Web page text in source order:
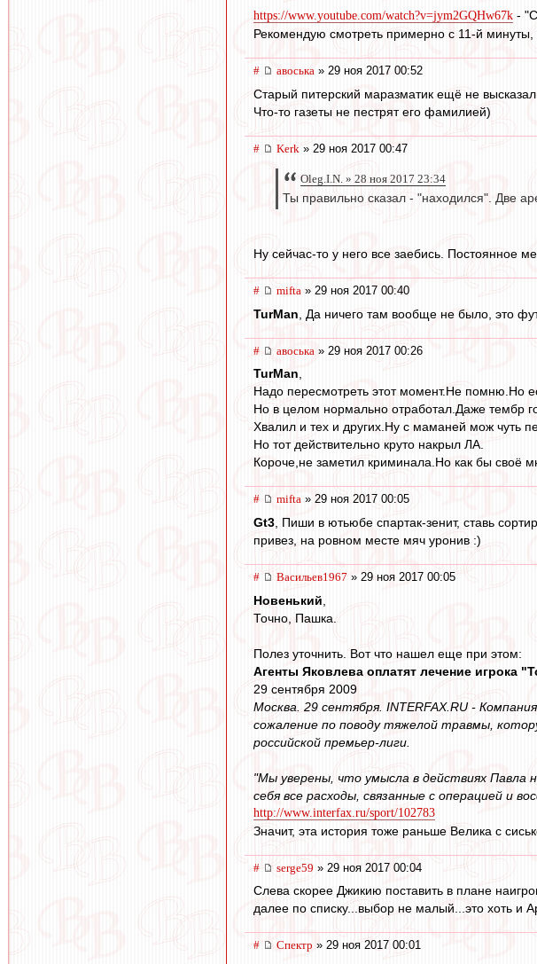
https://www.youtube.com/watch?v=jym2GQHw67k -
Рекомендую смотреть примерно с 11-й минуты,
# авоська » 29 ноя 2017 00:52
Старый питерский маразматик ещё не
Что-то газеты не пестрят его фамилией)
# Kerk » 29 ноя 2017 00:47
Oleg.I.N. » 28 ноя 2017 23:34
Ты правильно сказал - "находился". Две
Ну сейчас-то у него все заебись. Постоянное
# mifta » 29 ноя 2017 00:40
TurMan , Да ничего там вообще не было, это
# авоська » 29 ноя 2017 00:26
TurMan,
Надо пересмотреть этот момент.Не помню.Но
Но в целом нормально отработал.Даже тембр
Хвалил и тех и других.Ну с маманей мож чуть
Но тот действительно круто накрыл ЛА.
Короче,не заметил криминала.Но как бы своё
# mifta » 29 ноя 2017 00:05
Gt3 , Пиши в ютьюбе спартак-зенит, ставь
привез, на ровном месте мяч уронив :)
# Васильев1967 » 29 ноя 2017 00:05
Новенький
Точно, Пашка.
Полез уточнить. Вот что нашел еще при этом:
Агенты Яковлева оплатят лечение игрока
29 сентября 2009
Москва. 29 сентября. INTERFAX.RU -
сожаление по поводу тяжелой травмы,
российской премьер-лиги.
"Мы уверены, что умысла в действиях Павла
себя все расходы, связанные с операцией и
http://www.interfax.ru/sport/102783
Значит, эта история тоже раньше Велика с
# serge59 » 29 ноя 2017 00:04
Слева скорее Джикию поставить в плане
далее по списку...выбор не малый...это хоть и
# Спектр » 29 ноя 2017 00:01